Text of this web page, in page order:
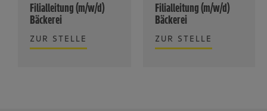
Filialleitung (m/w/d)
Bäckerei
ZUR STELLE
Filialleitung (m/w/d)
Bäckerei
ZUR STELLE